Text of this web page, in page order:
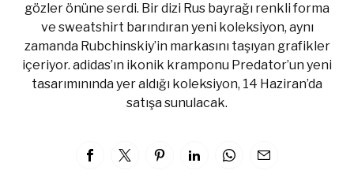
gözler önüne serdi. Bir dizi Rus bayrağı renkli forma
ve sweatshirt barındıran yeni koleksiyon, aynı
zamanda Rubchinskiy’in markasını taşıyan grafikler
içeriyor. adidas’ın ikonik kramponu Predator’un yeni
tasarımınında yer aldığı koleksiyon, 14 Haziran’da
satışa sunulacak.